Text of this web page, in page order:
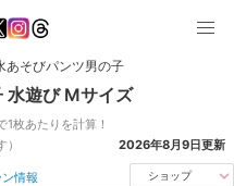
あそびパンツ男の子
水遊び Mサイズ
1枚あたりを計算！
2026年8月9日更新
情報 ショップ